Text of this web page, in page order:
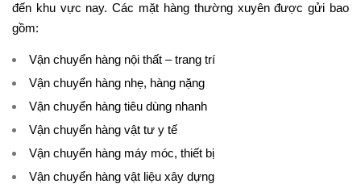
đến khu vực nay. Các mặt hàng thường xuyên được gửi bao
gồm:
Vận chuyển hàng nội thất – trang trí
Vận chuyển hàng nhẹ, hàng nặng
Vận chuyển hàng tiêu dùng nhanh
Vận chuyển hàng vật tư y tế
Vận chuyển hàng máy móc, thiết bị
Vận chuyển hàng vật liệu xây dựng